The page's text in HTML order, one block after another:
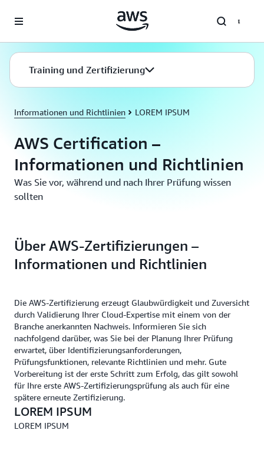
Überspringen zum Hauptinhalt
Training und Zertifizierung
Informationen und Richtlinien LOREM IPSUM
AWS Certification –
Informationen und Richtlinien
Was Sie vor, während und nach Ihrer Prüfung wissen
sollten
Über AWS-Zertifizierungen –
Informationen und Richtlinien
Die AWS-Zertifizierung erzeugt Glaubwürdigkeit und Zuversicht
durch Validierung Ihrer Cloud-Expertise mit einem von der
Branche anerkannten Nachweis. Informieren Sie sich
nachfolgend darüber, was Sie bei der Planung Ihrer Prüfung
erwartet, über Identifizierungsanforderungen,
Prüfungsfunktionen, relevante Richtlinien und mehr. Gute
Vorbereitung ist der erste Schritt zum Erfolg, das gilt sowohl
für Ihre erste AWS-Zertifizierungsprüfung als auch für eine
spätere erneute Zertifizierung.
LOREM IPSUM
LOREM IPSUM